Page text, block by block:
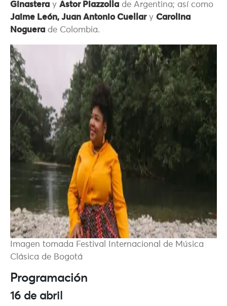
Ginastera y Astor Piazzolla de Argentina; así como
Jaime León, Juan Antonio Cuellary Carolina
Noguera de Colombia.
Imagen tomada Festival Internacional de Música
Clásica de Bogotá
Programación
16 de abril